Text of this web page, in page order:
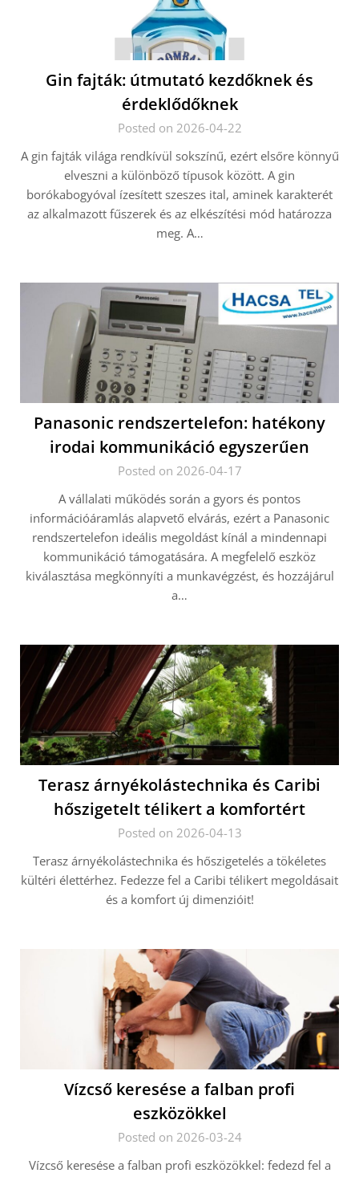
Gin fajták: útmutató kezdőknek és
érdeklődőknek
Posted on 2026-04-22
A gin fajták világa rendkívül sokszínű, ezért elsőre könnyű
elveszni a különböző típusok között. A gin
borókabogyóval ízesített szeszes ital, aminek karakterét
az alkalmazott fűszerek és az elkészítési mód határozza
meg. A…
Panasonic rendszertelefon: hatékony
irodai kommunikáció egyszerűen
Posted on 2026-04-17
A vállalati működés során a gyors és pontos
információáramlás alapvető elvárás, ezért a Panasonic
rendszertelefon ideális megoldást kínál a mindennapi
kommunikáció támogatására. A megfelelő eszköz
kiválasztása megkönnyíti a munkavégzést, és hozzájárul
a…
Terasz árnyékolástechnika és Caribi
hőszigetelt télikert a komfortért
Posted on 2026-04-13
Terasz árnyékolástechnika és hőszigetelés a tökéletes
kültéri élettérhez. Fedezze fel a Caribi télikert megoldásait
és a komfort új dimenzióit!
Vízcső keresése a falban profi
eszközökkel
Posted on 2026-03-24
Vízcső keresése a falban profi eszközökkel: fedezd fel a